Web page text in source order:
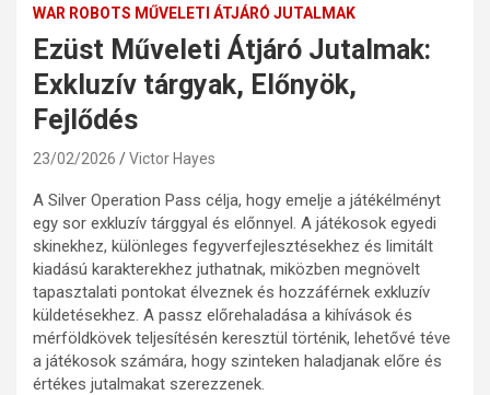
WAR ROBOTS MŰVELETI ÁTJÁRÓ JUTALMAK
Ezüst Műveleti Átjáró Jutalmak:
Exkluzív tárgyak, Előnyök,
Fejlődés
23/02/2026 Victor Hayes
A Silver Operation Pass célja, hogy emelje a játékélményt
egy sor exkluzív tárggyal és előnnyel. A játékosok egyedi
skinekhez, különleges fegyverfejlesztésekhez és limitált
kiadású karakterekhez juthatnak, miközben megnövelt
tapasztalati pontokat élveznek és hozzáférnek exkluzív
küldetésekhez. A passz előrehaladása a kihívások és
mérföldkövek teljesítésén keresztül történik, lehetővé téve
a játékosok számára, hogy szinteken haladjanak előre és
értékes jutalmakat szerezzenek.